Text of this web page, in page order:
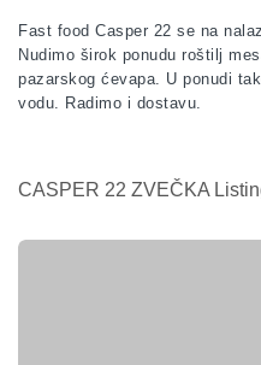
Fast food Casper 22 se na
Nudimo širok ponudu roštilj
pazarskog ćevapa. U ponudi
vodu. Radimo i dostavu.
CASPER 22 ZVEČKA